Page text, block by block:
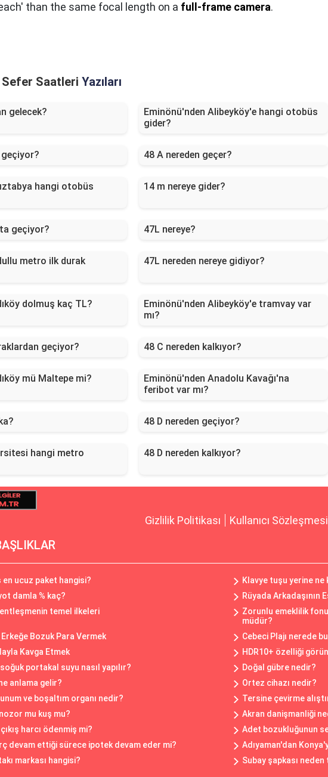
than the same focal length on a full-frame camera.
Sefer Saatleri Yazıları
gelecek?
Eminönü'nden Alibeyköy'e hangi otobüs
gider?
geçiyor? 48 A nereden geçer?
hangi otobüs
14 m nereye gider?
geçiyor? 47L nereye?
metro ilk durak
47L nereden nereye gidiyor?
dolmuş kaç TL?
Eminönü'nden Alibeyköy'e tramvay var
mı?
geçiyor? 48 C nereden kalkıyor?
mü Maltepe mi?
Eminönü'nden Anadolu Kavağı'na
feribot var mı?
48 D nereden geçiyor?
hangi metro
48 D nereden kalkıyor?
Gizlilik Politikası Kullanıcı Sözleşmesi
ucuz paket hangisi?
Klavye tuşu yerine ne
damla % kaç?
Rüyada Arkadaşının
temel ilkeleri
Zorunlu emeklilik
müdür?
Erkeğe Bozuk Para Vermek
Cebeci Plajı nerede
Kavga Etmek
HDR10+ özelliği
portakal suyu nasıl yapılır?
Doğal gübre nedir?
anlama gelir?
Ortez cihazı nedir?
ve boşaltım organı nedir?
Tersine çevirme
mu kuş mu?
Akran danişmanliği
harcı ödenmiş mi?
Adet bozukluğunun
devam ettiği sürece ipotek devam eder mi?
Adıyaman'dan
markası hangisi?
Subay şapkası neden